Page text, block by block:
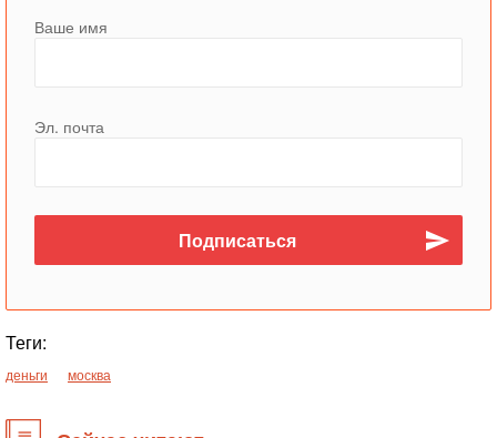
Ваше имя
Эл. почта
Теги:
деньги москва